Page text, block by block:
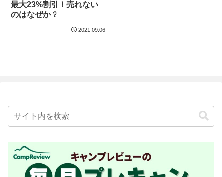
最大23%割引！売れない
のはなぜか？
2021.09.06